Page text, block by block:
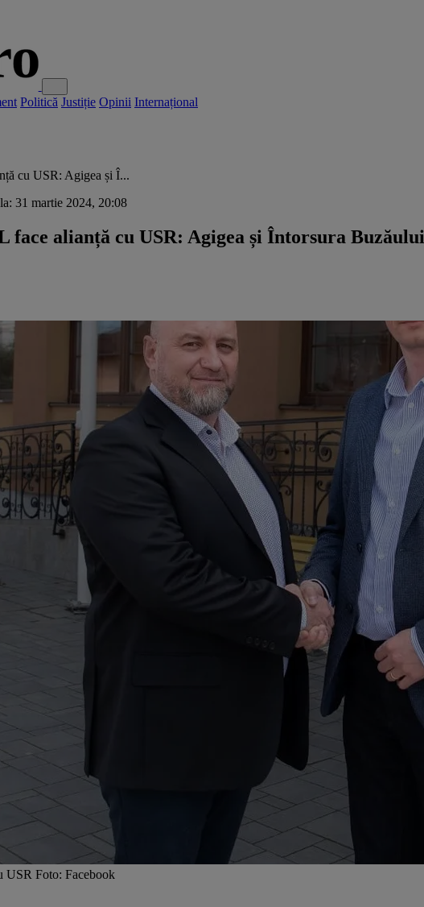
Politică Justiție Opinii Internațional
cu USR: Agigea și Î...
31 martie 2024, 20:08
face alianță cu USR: Agigea și Întorsura Buzăului
USR Foto: Facebook